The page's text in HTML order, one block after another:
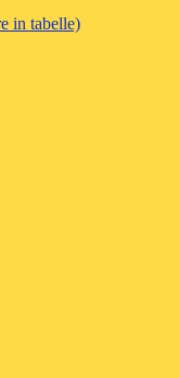
in tabelle)